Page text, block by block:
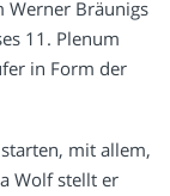
Werner Bräunigs
11. Plenum
in Form der
mit allem,
Wolf stellt er